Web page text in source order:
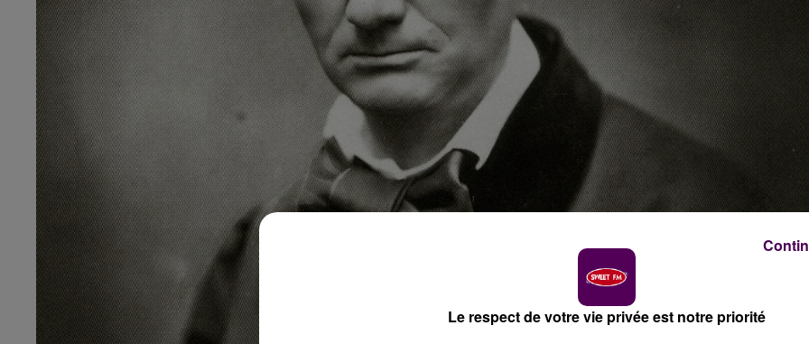
Le respect de votre vie privée est notre priorité